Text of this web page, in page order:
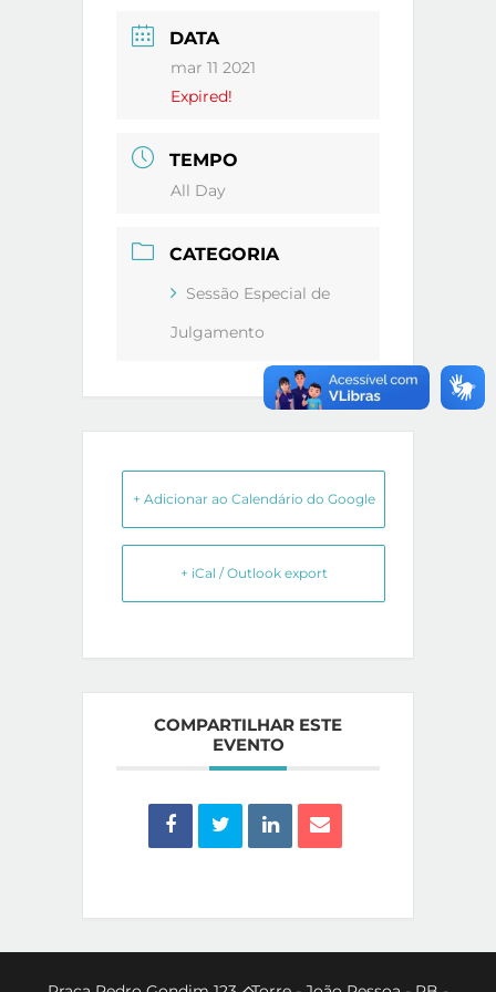
DATA
mar 11 2021
Expired!
TEMPO
All Day
CATEGORIA
Sessão Especial de
Julgamento
+ Adicionar ao Calendário do Google
+ iCal / Outlook export
COMPARTILHAR ESTE
EVENTO
Back